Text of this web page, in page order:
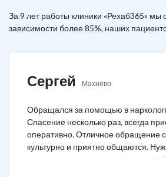
За 9 лет работы клиники «Рехаб365» мы
зависимости более 85%, наших
Сергей Махнёво
Обращался за помощью в
Спасение несколько раз, всегда
оперативно. Отличное обращение
культурно и приятно общаются.
медикаментов под каждый случай.